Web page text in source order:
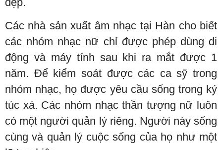
Các nhà sản xuất âm nhạc tại Hàn cho biết
các nhóm nhạc nữ chỉ được phép dùng di
động và máy tính sau khi ra mắt được 1
năm. Để kiểm soát được các ca sỹ trong
nhóm nhạc, họ được yêu cầu sống trong ký
túc xá. Các nhóm nhạc thần tượng nữ luôn
có một người quản lý riêng. Người này sống
cùng và quản lý cuộc sống của họ như một